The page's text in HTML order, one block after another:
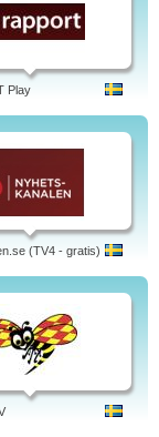
Play
(TV4 - gratis)